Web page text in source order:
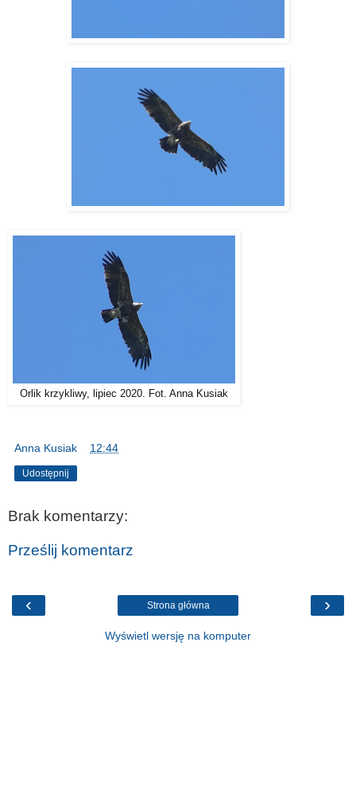
Orlik krzykliwy, lipiec 2020. Fot. Anna Kusiak
Anna Kusiak 12:44
Udostępnij
Brak komentarzy:
Prześlij komentarz
‹ ›
Strona główna
Wyświetl wersję na komputer